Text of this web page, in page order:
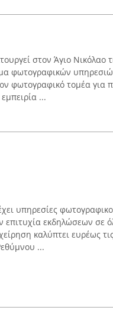
στον Άγιο Νικόλαο
φωτογραφικών
φωτογραφικό τομέα για
...
υπηρεσίες
επιτυχία εκδηλώσεων σε
καλύπτει ευρέως
...